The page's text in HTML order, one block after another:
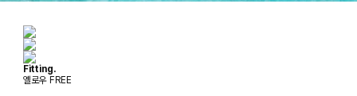
Fitting.
옐로우 FREE